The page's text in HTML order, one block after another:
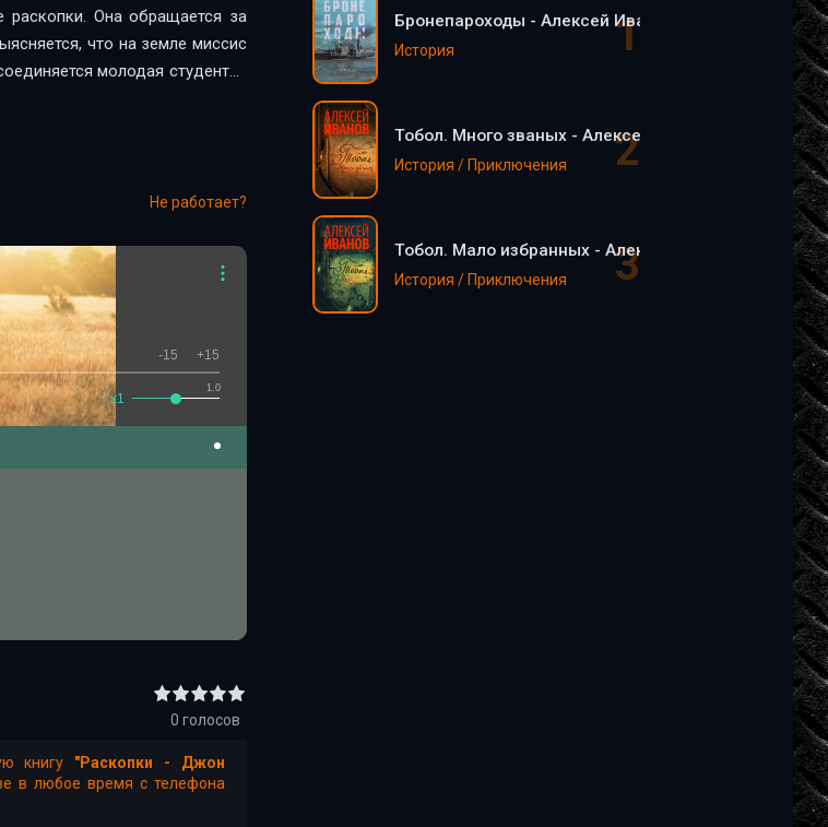
раскопки. Она обращается за
что на земле миссис
молодая студентка
раскопках и узнать, что еще
меняет взгляд на
Не работает?
1.0
x1
-15 +15
0 голосов
книгу "Раскопки - Джон
в любое время с телефона
Бронепароходы - Алексей Иванов
История
Тобол. Много званых - Алексей Иванов
История / Приключения
Тобол. Мало избранных - Алексей Иванов
История / Приключения